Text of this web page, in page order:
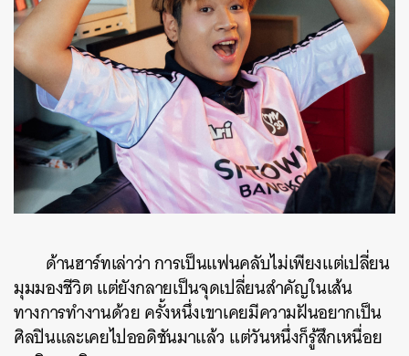
ด้านฮาร์ทเล่าว่า การเป็นแฟนคลับไม่เพียงแต่เปลี่ยน
มุมมองชีวิต แต่ยังกลายเป็นจุดเปลี่ยนสำคัญในเส้น
ทางการทำงานด้วย ครั้งหนึ่งเขาเคยมีความฝันอยากเป็น
ศิลปินและเคยไปออดิชันมาแล้ว แต่วันหนึ่งก็รู้สึกเหนื่อย